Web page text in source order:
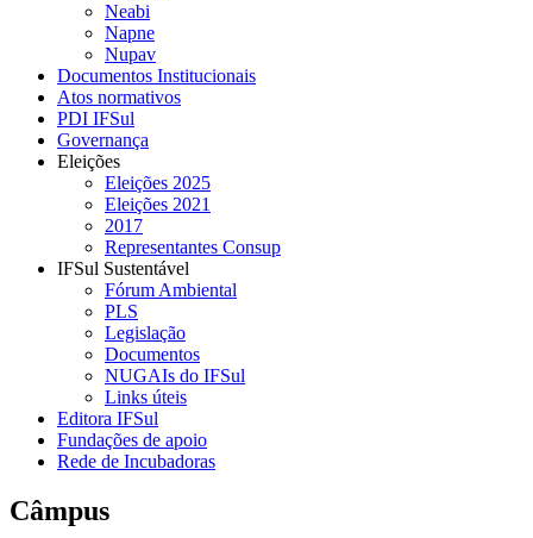
Neabi
Napne
Nupav
Documentos Institucionais
Atos normativos
PDI IFSul
Governança
Eleições
Eleições 2025
Eleições 2021
2017
Representantes Consup
IFSul Sustentável
Fórum Ambiental
PLS
Legislação
Documentos
NUGAIs do IFSul
Links úteis
Editora IFSul
Fundações de apoio
Rede de Incubadoras
Câmpus